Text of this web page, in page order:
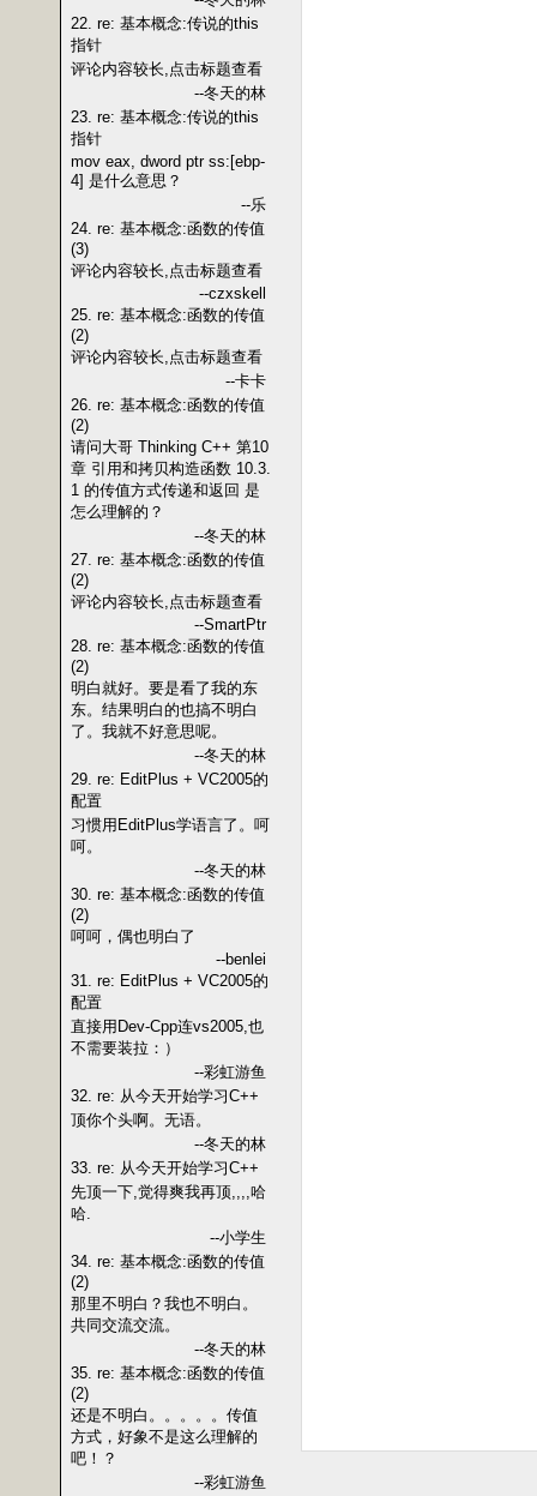
22. re: 基本概念:传说的this
指针
评论内容较长,点击标题查看
--冬天的林
23. re: 基本概念:传说的this
指针
mov eax, dword ptr ss:[ebp-
4] 是什么意思？
--乐
24. re: 基本概念:函数的传值
(3)
评论内容较长,点击标题查看
--czxskell
25. re: 基本概念:函数的传值
(2)
评论内容较长,点击标题查看
--卡卡
26. re: 基本概念:函数的传值
(2)
请问大哥 Thinking C++ 第10
章 引用和拷贝构造函数 10.3.
1 的传值方式传递和返回 是
怎么理解的？
--冬天的林
27. re: 基本概念:函数的传值
(2)
评论内容较长,点击标题查看
--SmartPtr
28. re: 基本概念:函数的传值
(2)
明白就好。要是看了我的东
东。结果明白的也搞不明白
了。我就不好意思呢。
--冬天的林
29. re: EditPlus + VC2005的
配置
习惯用EditPlus学语言了。呵
呵。
--冬天的林
30. re: 基本概念:函数的传值
(2)
呵呵，偶也明白了
--benlei
31. re: EditPlus + VC2005的
配置
直接用Dev-Cpp连vs2005,也
不需要装拉：）
--彩虹游鱼
32. re: 从今天开始学习C++
顶你个头啊。无语。
--冬天的林
33. re: 从今天开始学习C++
先顶一下,觉得爽我再顶,,,,哈
哈.
--小学生
34. re: 基本概念:函数的传值
(2)
那里不明白？我也不明白。
共同交流交流。
--冬天的林
35. re: 基本概念:函数的传值
(2)
还是不明白。。。。。传值
方式，好象不是这么理解的
吧！？
--彩虹游鱼